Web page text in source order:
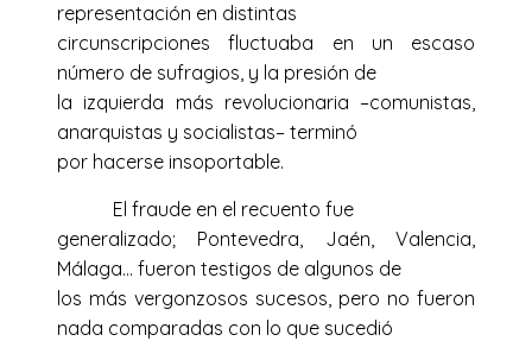
representación en distintas
circunscripciones fluctuaba en un escaso
número de sufragios, y la presión de
la izquierda más revolucionaria –comunistas,
anarquistas y socialistas– terminó
por hacerse insoportable.
El fraude en el recuento fue
generalizado; Pontevedra, Jaén, Valencia,
Málaga… fueron testigos de algunos de
los más vergonzosos sucesos, pero no fueron
nada comparadas con lo que sucedió